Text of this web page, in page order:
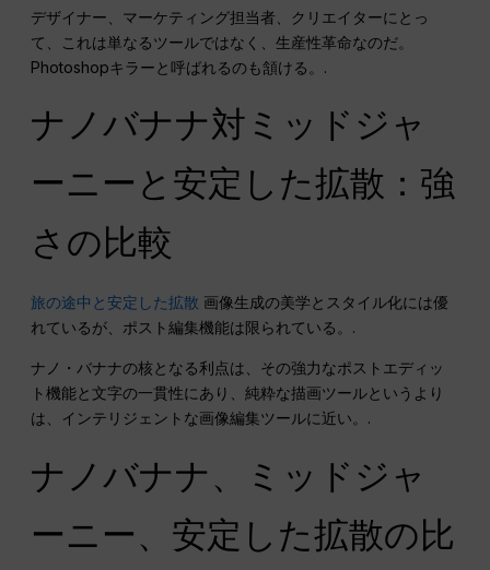
デザイナー、マーケティング担当者、クリエイターにとっ
て、これは単なるツールではなく、生産性革命なのだ。
Photoshopキラーと呼ばれるのも頷ける。.
ナノバナナ対ミッドジャ
ーニーと安定した拡散：強
さの比較
旅の途中と安定した拡散 画像生成の美学とスタイル化には優
れているが、ポスト編集機能は限られている。.
ナノ・バナナの核となる利点は、その強力なポストエディッ
ト機能と文字の一貫性にあり、純粋な描画ツールというより
は、インテリジェントな画像編集ツールに近い。.
ナノバナナ、ミッドジャ
ーニー、安定した拡散の比